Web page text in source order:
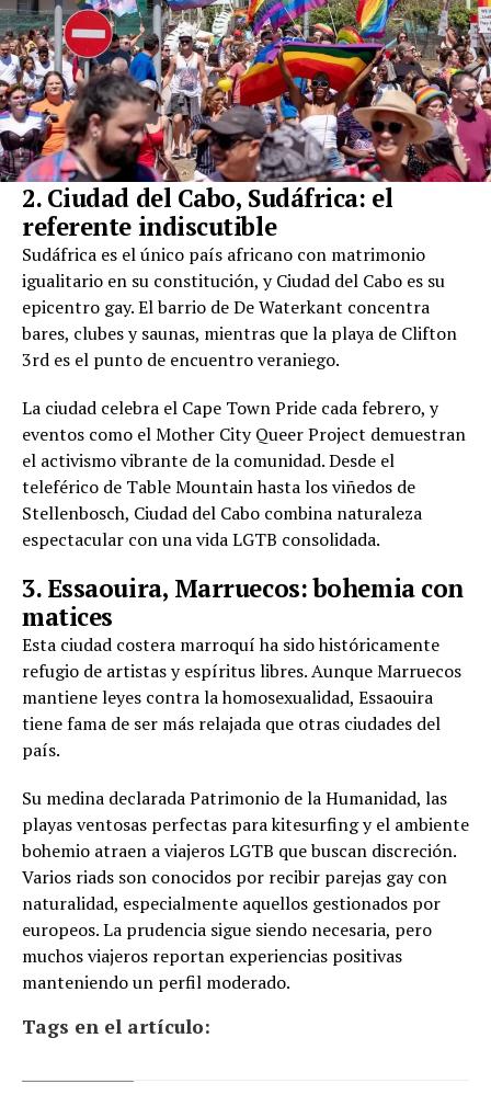
2. Ciudad del Cabo, Sudáfrica: el
referente indiscutible
Sudáfrica es el único país africano con matrimonio
igualitario en su constitución, y Ciudad del Cabo es su
epicentro gay. El barrio de De Waterkant concentra
bares, clubes y saunas, mientras que la playa de Clifton
3rd es el punto de encuentro veraniego.
La ciudad celebra el Cape Town Pride cada febrero, y
eventos como el Mother City Queer Project demuestran
el activismo vibrante de la comunidad. Desde el
teleférico de Table Mountain hasta los viñedos de
Stellenbosch, Ciudad del Cabo combina naturaleza
espectacular con una vida LGTB consolidada.
3. Essaouira, Marruecos: bohemia con
matices
Esta ciudad costera marroquí ha sido históricamente
refugio de artistas y espíritus libres. Aunque Marruecos
mantiene leyes contra la homosexualidad, Essaouira
tiene fama de ser más relajada que otras ciudades del
país.
Su medina declarada Patrimonio de la Humanidad, las
playas ventosas perfectas para kitesurfing y el ambiente
bohemio atraen a viajeros LGTB que buscan discreción.
Varios riads son conocidos por recibir parejas gay con
naturalidad, especialmente aquellos gestionados por
europeos. La prudencia sigue siendo necesaria, pero
muchos viajeros reportan experiencias positivas
manteniendo un perfil moderado.
Tags en el artículo: